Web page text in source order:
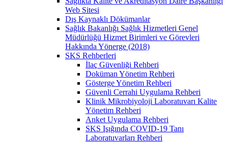
Web Sitesi
Dış Kaynaklı Dökümanlar
Sağlık Bakanlığı Sağlık Hizmetleri Genel
Müdürlüğü Hizmet Birimleri ve Görevleri
Hakkında Yönerge (2018)
SKS Rehberleri
İlaç Güvenliği Rehberi
Doküman Yönetim Rehberi
Gösterge Yönetim Rehberi
Güvenli Cerrahi Uygulama Rehberi
Klinik Mikrobiyoloji Laboratuvarı Kalite
Yönetim Rehberi
Anket Uygulama Rehberi
SKS Işığında COVID-19 Tanı
Laboratuvarları Rehberi